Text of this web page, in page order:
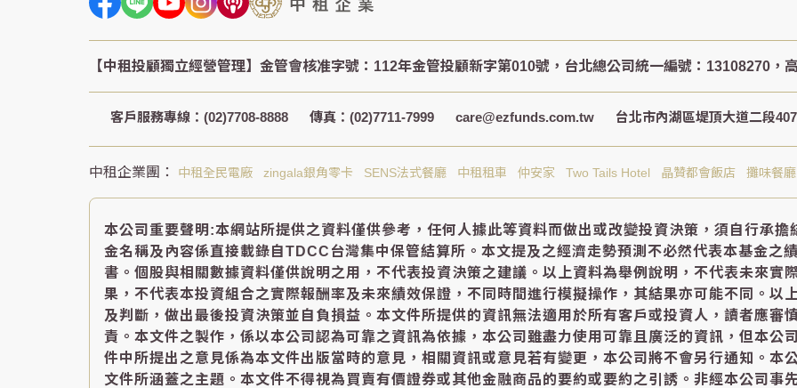
客戶服務專線：(02)7708-8888 傳真：(02)7711-7999 care@ezfunds.com.tw 台北市內湖區堤頂大道二段
中租全民電廠 zingala銀角零卡 SENS法式餐廳 中租租車 仲安家 Two Tails Hotel 晶贊都會飯店 攤味餐廳
本公司重要聲明:本網站所提供之資料僅供參考，任何人據此等資料而做出或改變投資決策，須自行承
金名稱及內容係直接載錄自TDCC台灣集中保管結算所。本文提及之經濟走勢預測不必然代表本基金之
書。個股與相關數據資料僅供說明之用，不代表投資決策之建議。以上資料為舉例說明，不代表未來實
果，不代表本投資組合之實際報酬率及未來績效保證，不同時間進行模擬操作，其結果亦可能不同。以
及判斷，做出最後投資決策並自負損益。本文件所提供的資訊無法適用於所有客戶或投資人，讀者應審
責。本文件之製作，係以本公司認為可靠之資訊為依據，本公司雖盡力使用可靠且廣泛的資訊，但本公
件中所提出之意見係為本文件出版當時的意見，相關資訊或意見若有變更，本公司將不會另行通知。本
文件所涵蓋之主題。本文件不得視為買賣有價證券或其他金融商品的要約或要約之引誘。非經本公司事